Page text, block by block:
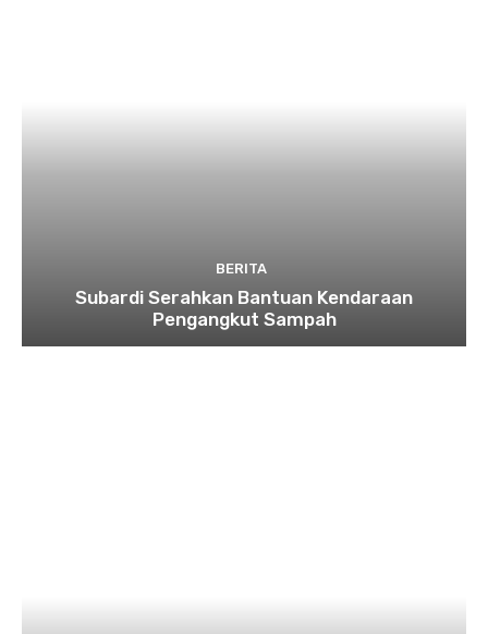
BERITA
Subardi Serahkan Bantuan Kendaraan
Pengangkut Sampah